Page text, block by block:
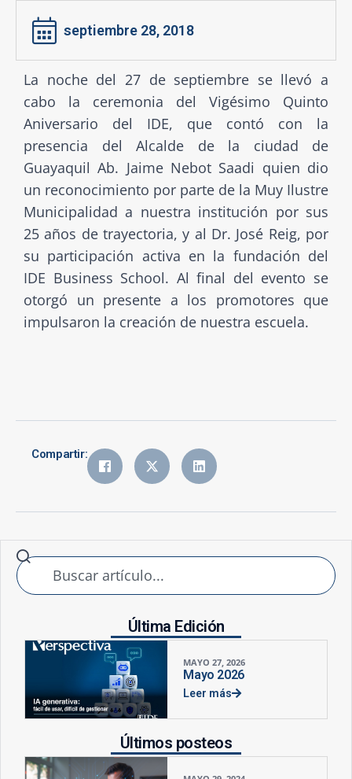
septiembre 28, 2018
La noche del 27 de septiembre se llevó a
cabo la ceremonia del Vigésimo Quinto
Aniversario del IDE, que contó con la
presencia del Alcalde de la ciudad de
Guayaquil Ab. Jaime Nebot Saadi quien dio
un reconocimiento por parte de la Muy Ilustre
Municipalidad a nuestra institución por sus
25 años de trayectoria, y al Dr. José Reig, por
su participación activa en la fundación del
IDE Business School. Al final del evento se
otorgó un presente a los promotores que
impulsaron la creación de nuestra escuela.
Compartir:
Última Edición
MAYO 27, 2026
Mayo 2026
Leer más
Últimos posteos